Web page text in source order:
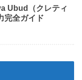
Ubud（クレティ
完全ガイド